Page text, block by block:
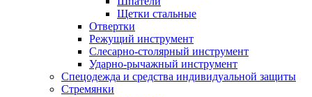
Щетки стальные
Отвертки
Режущий инструмент
Слесарно-столярный инструмент
Ударно-рычажный инструмент
Спецодежда и средства индивидуальной защиты
Стремянки